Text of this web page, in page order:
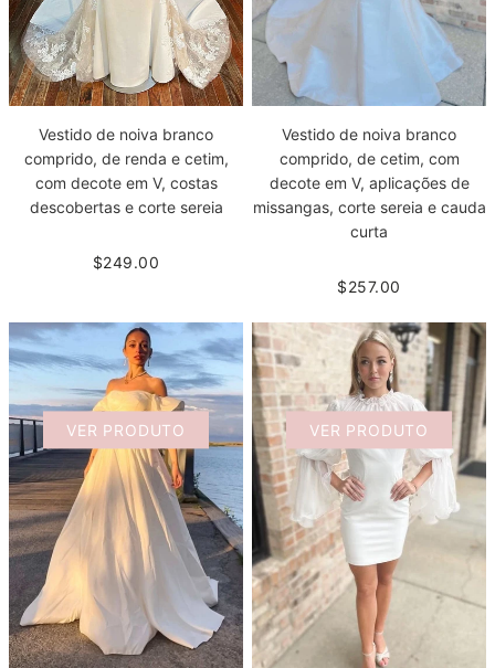
Vestido de noiva branco
comprido, de renda e cetim,
com decote em V, costas
descobertas e corte sereia
$249.00
Vestido de noiva branco
comprido, de cetim, com
decote em V, aplicações de
missangas, corte sereia e cauda
curta
$257.00
VER PRODUTO VER PRODUTO